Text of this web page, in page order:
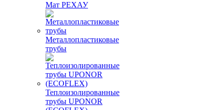
Мат РЕХАУ
Металлопластиковые
трубы
Теплоизолированные
трубы UPONOR